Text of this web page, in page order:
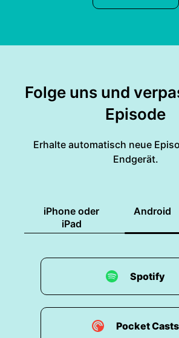
Folge uns und
Episode
Erhalte automatisch neue
Endgerät.
iPhone oder
iPad
Android
Spotify
Pocket Casts